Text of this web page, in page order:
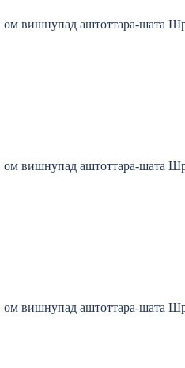
ом вишнупад аштоттара-шата
ом вишнупад аштоттара-шата
ом вишнупад аштоттара-шата